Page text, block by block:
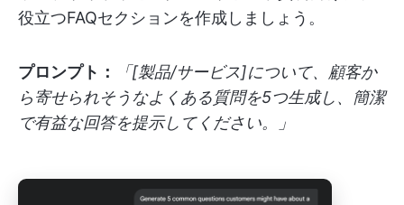
役立つFAQセクションを作成しましょう。
プロンプト：
「[製品/サービス]について、顧客か
ら寄せられそうなよくある質問を5つ生成し、簡潔
で有益な回答を提示してください。」